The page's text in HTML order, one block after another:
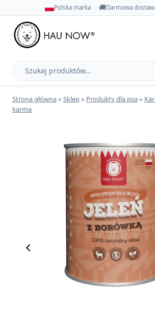
Polska marka 🚚Darmowa
Szukaj
produktów
Strona główna» Sklep» Produkty dla psa»
karma